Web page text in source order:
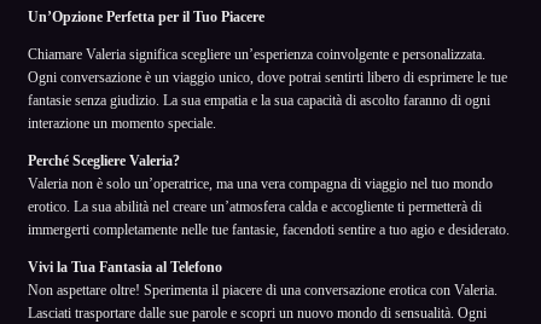
Un’Opzione Perfetta per il Tuo Piacere
Chiamare Valeria significa scegliere un’esperienza coinvolgente e personalizzata.
Ogni conversazione è un viaggio unico, dove potrai sentirti libero di esprimere le tue
fantasie senza giudizio. La sua empatia e la sua capacità di ascolto faranno di ogni
interazione un momento speciale.
Perché Scegliere Valeria?
Valeria non è solo un’operatrice, ma una vera compagna di viaggio nel tuo mondo
erotico. La sua abilità nel creare un’atmosfera calda e accogliente ti permetterà di
immergerti completamente nelle tue fantasie, facendoti sentire a tuo agio e desiderato.
Vivi la Tua Fantasia al Telefono
Non aspettare oltre! Sperimenta il piacere di una conversazione erotica con Valeria.
Lasciati trasportare dalle sue parole e scopri un nuovo mondo di sensualità. Ogni